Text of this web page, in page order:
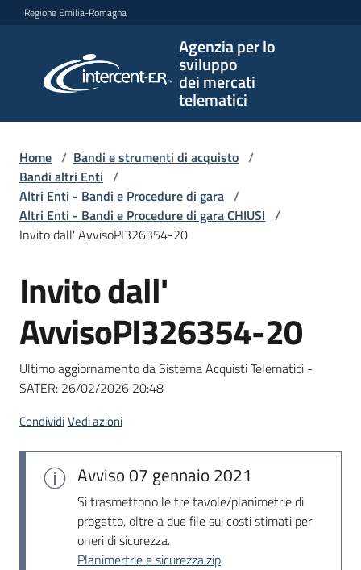
Vai al contenuto
Vai alla navigazione
Vai al footer
Regione Emilia-Romagna
Agenzia per lo
sviluppo
dei mercati
telematici
per lo
sviluppo
telematici
L'Agenzia
Bandi
strumenti
acquisto
Piattaforme
telematiche
Home / Bandi e strumenti di acquisto /
Bandi altri Enti /
Altri Enti - Bandi e Procedure di gara /
Altri Enti - Bandi e Procedure di gara CHIUSI /
Invito dall' AvvisoPI326354-20
Salta al contenuto
Invito dall'
AvvisoPI326354-20
Ultimo aggiornamento da Sistema Acquisti Telematici -
SATER: 26/02/2026 20:48
CondividiVedi azioni
Avviso07 gennaio 2021
Si trasmettono le tre tavole/planimetrie di
progetto, oltre a due file sui costi stimati per
oneri di sicurezza.
Planimertrie e sicurezza.zip